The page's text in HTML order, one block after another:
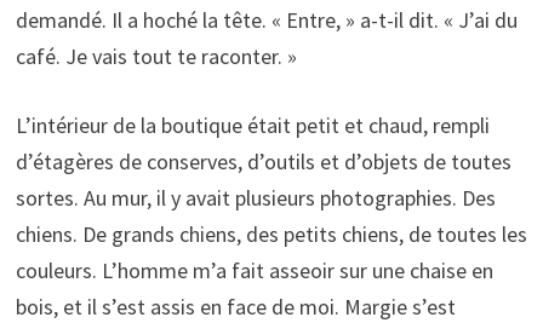
demandé. Il a hoché la tête. « Entre, » a-t-il dit. « J’ai du
café. Je vais tout te raconter. »
L’intérieur de la boutique était petit et chaud, rempli
d’étagères de conserves, d’outils et d’objets de toutes
sortes. Au mur, il y avait plusieurs photographies. Des
chiens. De grands chiens, des petits chiens, de toutes les
couleurs. L’homme m’a fait asseoir sur une chaise en
bois, et il s’est assis en face de moi. Margie s’est